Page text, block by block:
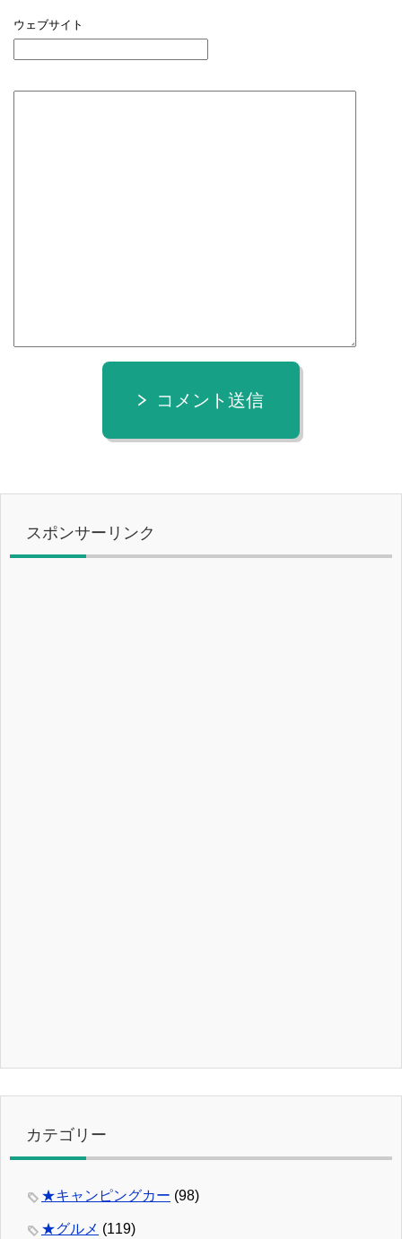
ウェブサイト
コメント送信
スポンサーリンク
カテゴリー
★キャンピングカー (98)
★グルメ (119)